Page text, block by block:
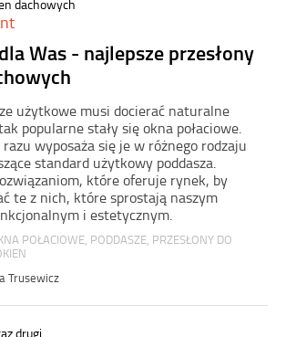
Was - najlepsze przesłony
użytkowe musi docierać naturalne
popularne stały się okna połaciowe.
razu wyposaża się je w różnego rodzaju
standard użytkowy poddasza.
które oferuje rynek, by
te z nich, które sprostają naszym
i estetycznym.
POŁACIOWE, PODDASZE, PRZESŁONY DO
Trusewicz